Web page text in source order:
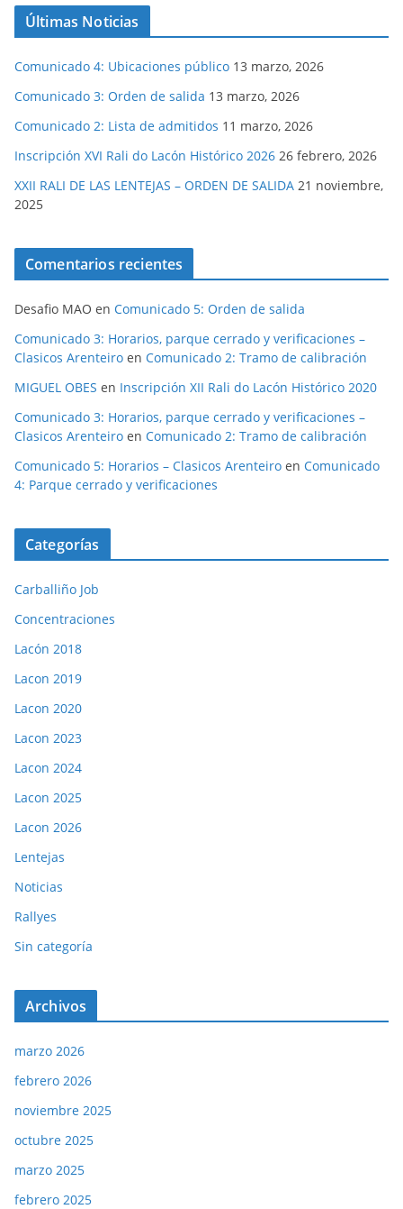
Últimas Noticias
Comunicado 4: Ubicaciones público 13 marzo, 2026
Comunicado 3: Orden de salida 13 marzo, 2026
Comunicado 2: Lista de admitidos 11 marzo, 2026
Inscripción XVI Rali do Lacón Histórico 2026 26 febrero, 2026
XXII RALI DE LAS LENTEJAS – ORDEN DE SALIDA 21 noviembre,
2025
Comentarios recientes
Desafio MAO en Comunicado 5: Orden de salida
Comunicado 3: Horarios, parque cerrado y verificaciones –
Clasicos Arenteiro en Comunicado 2: Tramo de calibración
MIGUEL OBES en Inscripción XII Rali do Lacón Histórico 2020
Comunicado 3: Horarios, parque cerrado y verificaciones –
Clasicos Arenteiro en Comunicado 2: Tramo de calibración
Comunicado 5: Horarios – Clasicos Arenteiro en Comunicado
4: Parque cerrado y verificaciones
Categorías
Carballiño Job
Concentraciones
Lacón 2018
Lacon 2019
Lacon 2020
Lacon 2023
Lacon 2024
Lacon 2025
Lacon 2026
Lentejas
Noticias
Rallyes
Sin categoría
Archivos
marzo 2026
febrero 2026
noviembre 2025
octubre 2025
marzo 2025
febrero 2025